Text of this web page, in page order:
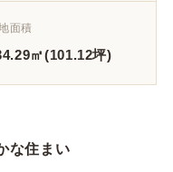
面積
㎡(101.12坪)
な住まい